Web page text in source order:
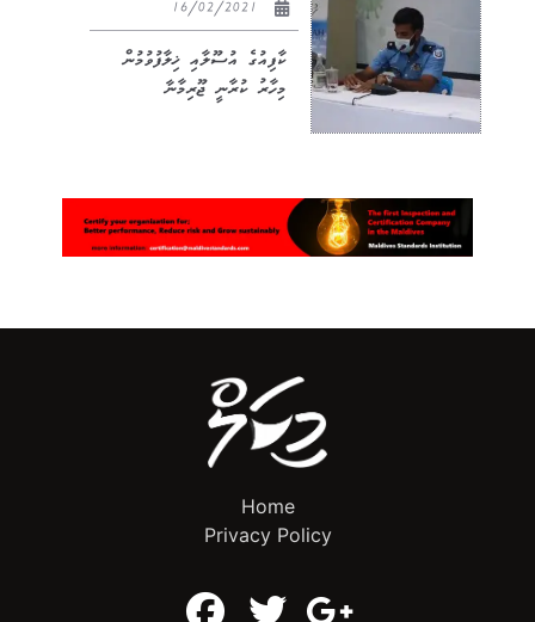
ކާފިއުގެ އުސޫލާއި ޚިލާފުވުމުން
މިހާރު ކުރާނީ ޖޫރިމާނާ
Home
Privacy Policy